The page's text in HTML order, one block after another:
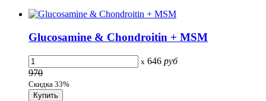
Glucosamine & Chondroitin + MSM
x 646 руб
970
Скидка 33%